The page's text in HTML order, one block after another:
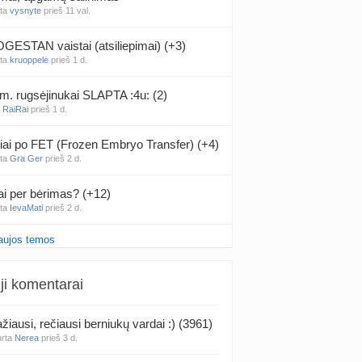
vysnyte prieš 11 val.
vaistai (atsiliepimai) (+3)
kruoppelė prieš 1 d.
rugsėjinukai SLAPTA :4u: (2)
RaiRai prieš 1 d.
po FET (Frozen Embryo Transfer) (+4)
Gra Ger prieš 2 d.
per bėrimas? (+12)
IevaMati prieš 2 d.
ir karščiais (4)
false positive/false negative patirtys
tyrimo rezultatai būna klaidingi?
temos
komentarai
rečiausi berniukų vardai :) (3961)
Nerea prieš 3 d.